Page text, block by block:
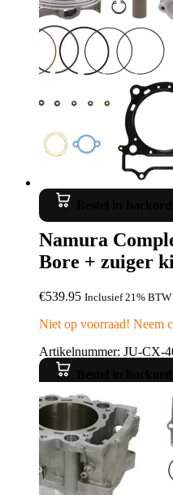
Namura
Bore + zuiger
€539.95 Inclusief 21% BTW
Niet op voorraad! Neem
Artikelnummer: JU-CX-